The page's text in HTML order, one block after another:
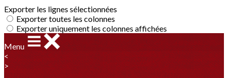
Exporter les lignes sélectionnées
Exporter toutes les colonnes
Exporter uniquement les colonnes affichées
Menu
<
>